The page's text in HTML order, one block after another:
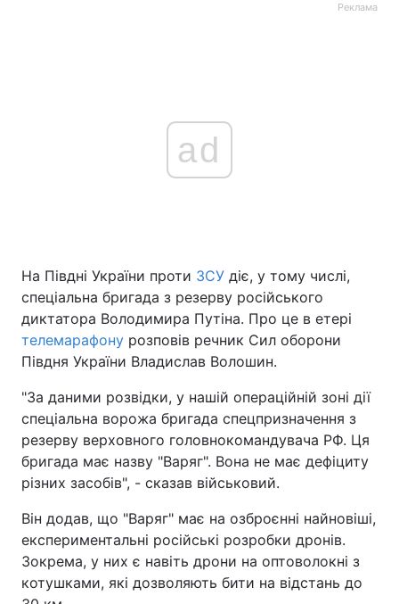
Реклама
ad
На Півдні України проти ЗСУ діє, у тому числі,
спеціальна бригада з резерву російського
диктатора Володимира Путіна. Про це в етері
телемарафону розповів речник Сил оборони
Півдня України Владислав Волошин.
"За даними розвідки, у нашій операційній зоні дії
спеціальна ворожа бригада спецпризначення з
резерву верховного головнокомандувача РФ. Ця
бригада має назву "Варяг". Вона не має дефіциту
різних засобів", - сказав військовий.
Він додав, що "Варяг" має на озброєнні найновіші,
експериментальні російські розробки дронів.
Зокрема, у них є навіть дрони на оптоволокні з
котушками, які дозволяють бити на відстань до